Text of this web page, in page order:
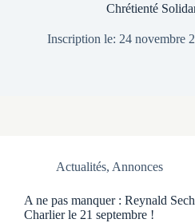
Chrétienté
Inscription le: 24 novembre
Actualités, Annonces
A ne pas manquer : Reynald
Charlier le 21 septembre !